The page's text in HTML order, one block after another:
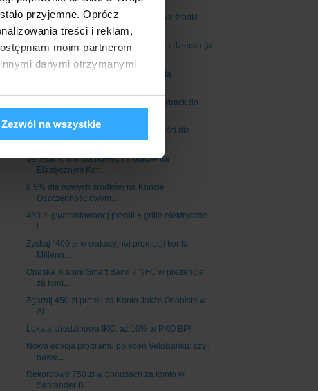
przyjemne. Oprócz
treści i reklam,
moim partnerom
danymi otrzymanymi
Zezwól na wszystkie
VeloBank: do 7,5% na lokacie na nowe środki
(edycj...
Rekordowa premia 150 zł za konto dla dziecka (w
Teraz jeszcze więcej za otwarcie konta
Gwarantowane 400 zł premii + moneyback do
Do 470 zł premii + 8% dla oszczędności dla
otwiera...
VeloBank: 8% dla nowych środków na
Elastycznym Kon...
8,5% dla nowych środków na Koncie
Oszczędnościowym...
450 zł gwarantowanej premii + grille elektryczne
l...
Zyskaj "400 zł w wakacyjnej promocji konta
Millenn...
Opaska Xiaomi Smart Band 7 NFC w prezencie
za kont...
Zgarnij 450 zł premii za Konto Jakże Osobiste w
Al...
Lokata Urodzinowa IKO: aż 10% w PKO BP!
Nowa edycja programu poleceń VeloBanku: czyli
nawe...
Rekordowe 750 zł w bonusach za konto w
Santander B...